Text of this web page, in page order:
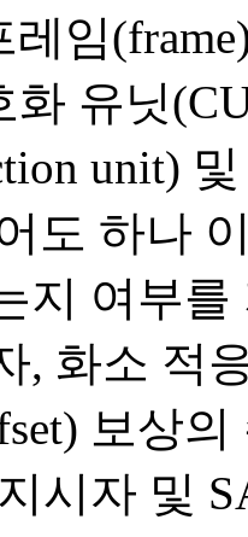
레임
화 유닛
unit)
도 하나
지 여부
, 화소 적
보상
시자 및